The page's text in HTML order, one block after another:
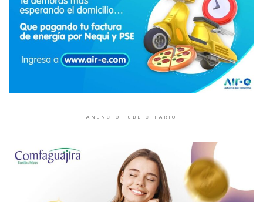
ANUNCIO PUBLICITARIO